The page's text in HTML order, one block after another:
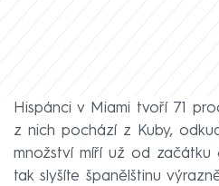
Hispánci v Miami tvoří 71
z nich pochází z Kuby,
množství míří už od začátku
tak slyšíte španělštinu